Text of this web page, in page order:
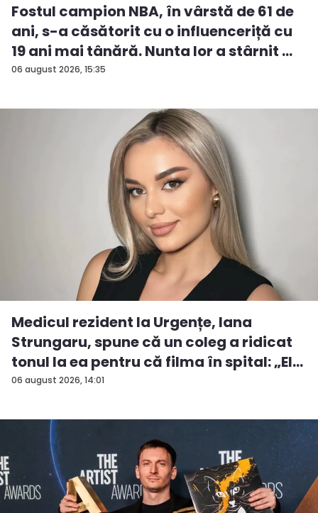
06 august 2026, 15:35
Fostul campion NBA, în vârstă de 61 de
ani, s-a căsătorit cu o influenceriță cu
19 ani mai tânără. Nunta lor a stârnit ...
06 august 2026, 14:01
Medicul rezident la Urgențe, Iana
Strungaru, spune că un coleg a ridicat
tonul la ea pentru că filma în spital: „El
a...